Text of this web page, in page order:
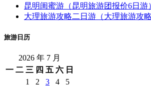
昆明闺蜜游（昆明旅游团报价6日游
大理旅游攻略二日游（大理旅游攻略
旅游日历
2026 年 7 月
一 二 三 四 五 六 日
1
2 3 4
5